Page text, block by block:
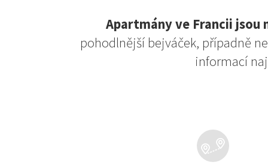
Apartmány ve Francii jsou
pohodlnější bejváček, případně
informací